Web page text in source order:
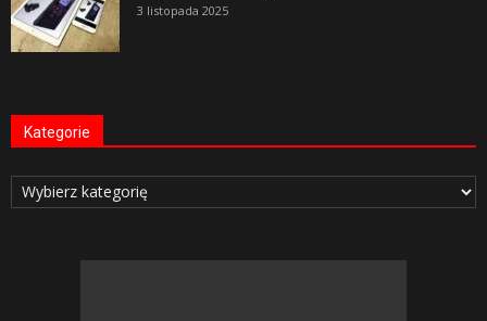
3 listopada 2025
Kategorie
Kategorie